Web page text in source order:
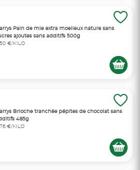
Pain de mie extra moelleux nature sans
ajoutes sans additifs 500g
€/KILO
Brioche tranchée pépites de chocolat sans
485g
€/KILO